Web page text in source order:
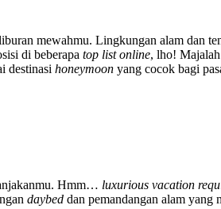
mewahmu. Lingkungan alam dan
di beberapa top list online, lho! Majalah
destinasi honeymoon yang cocok bagi
Hmm… luxurious vacation
daybed dan pemandangan alam